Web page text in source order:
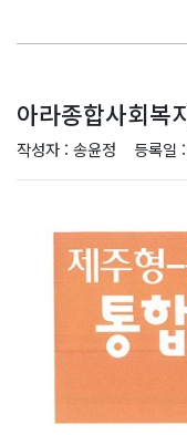
아라종합사회복
작성자 : 송윤정 등록일